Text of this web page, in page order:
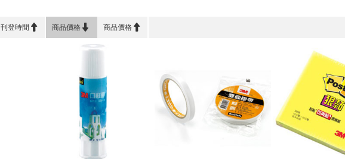
刊登時間  商品價格  商品價格 